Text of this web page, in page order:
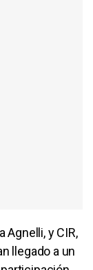
Agnelli, y CIR,
llegado a un